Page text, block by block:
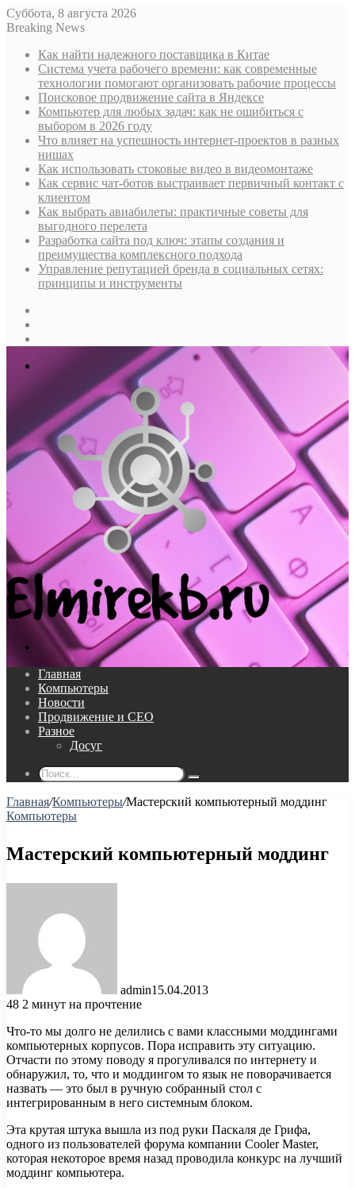
Суббота, 8 августа 2026
Breaking News
Как найти надежного поставщика в Китае
Система учета рабочего времени: как современные
технологии помогают организовать рабочие процессы
Поисковое продвижение сайта в Яндексе
Компьютер для любых задач: как не ошибиться с
выбором в 2026 году
Что влияет на успешность интернет-проектов в разных
нишах
Как использовать стоковые видео в видеомонтаже
Как сервис чат-ботов выстраивает первичный контакт с
клиентом
Как выбрать авиабилеты: практичные советы для
выгодного перелета
Разработка сайта под ключ: этапы создания и
преимущества комплексного подхода
Управление репутацией бренда в социальных сетях:
принципы и инструменты
Поиск...
Главная
Компьютеры
Новости
Продвижение и СЕО
Разное
Досуг
Поиск...
Главная/Компьютеры/Мастерский компьютерный моддинг
Компьютеры
Мастерский компьютерный моддинг
admin15.04.2013
48 2 минут на прочтение
Что-то мы долго не делились с вами классными моддингами
компьютерных корпусов. Пора исправить эту ситуацию.
Отчасти по этому поводу я прогуливался по интернету и
обнаружил, то, что и моддингом то язык не поворачивается
назвать — это был в ручную собранный стол с
интегрированным в него системным блоком.
Эта крутая штука вышла из под руки Паскаля де Грифа,
одного из пользователей форума компании Cooler Master,
которая некоторое время назад проводила конкурс на лучший
моддинг компьютера.